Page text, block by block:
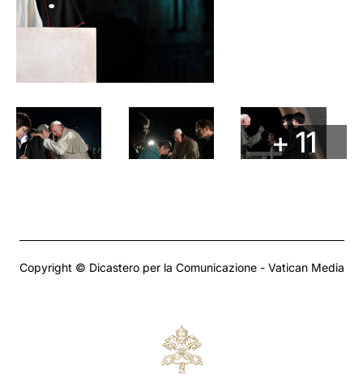
+ 11
Copyright © Dicastero per la Comunicazione - Vatican Media